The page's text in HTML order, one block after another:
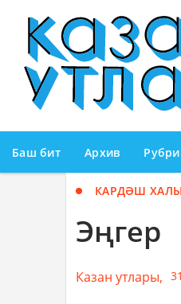
Баш бит Архив
КАРДӘШ
Эңгер
Казан утлары,